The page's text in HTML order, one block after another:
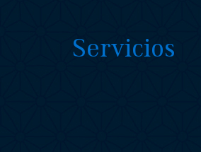
Servicios